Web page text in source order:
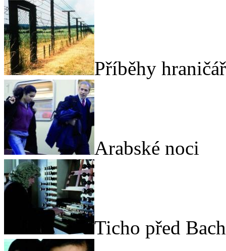
Příběhy
Arabské noci
Ticho před